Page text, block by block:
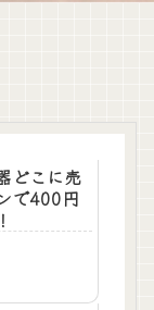
どこに売
で400円